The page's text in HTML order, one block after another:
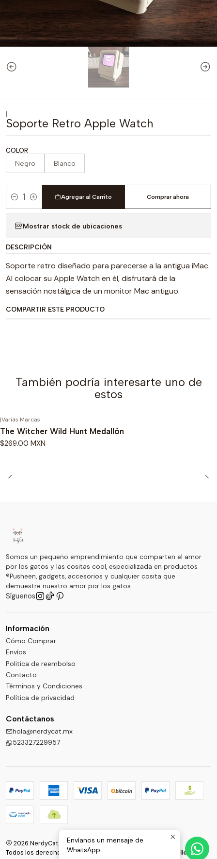
|
Soporte Retro Apple Watch
COLOR
Negro Blanco
Cantidad
Agregar al Carrito Comprar ahora
Mostrar stock de ubicaciones
DESCRIPCIÓN
Soporte retro diseñado para parecerse a la antigua iMac.
Al colocar su Apple Watch en él, disfrutará de la
sensación nostálgica de un monitor Mac antiguo.
COMPARTIR ESTE PRODUCTO
También podría interesarte uno de
estos
|Varias Marcas
The Witcher Wild Hunt Medallón
$269.00 MXN
Somos un pequeño emprendimiento que comparten el amor
por los gatos y las cositas cool, especializada en productos
®Pusheen, gadgets, accesorios y cualquier cosita que
demuestre nuestro amor por los gatos.
Síguenos
Información
Cómo Comprar
Envíos
Politica de reembolso
Contacto
Términos y Condiciones
Política de privacidad
Contáctanos
hola@nerdycat.mx
523327229957
2026 NerdyCat.
Todos los derechos reservados.
Desarrollado por Jumpseller
Envíanos un mensaje de
WhatsApp